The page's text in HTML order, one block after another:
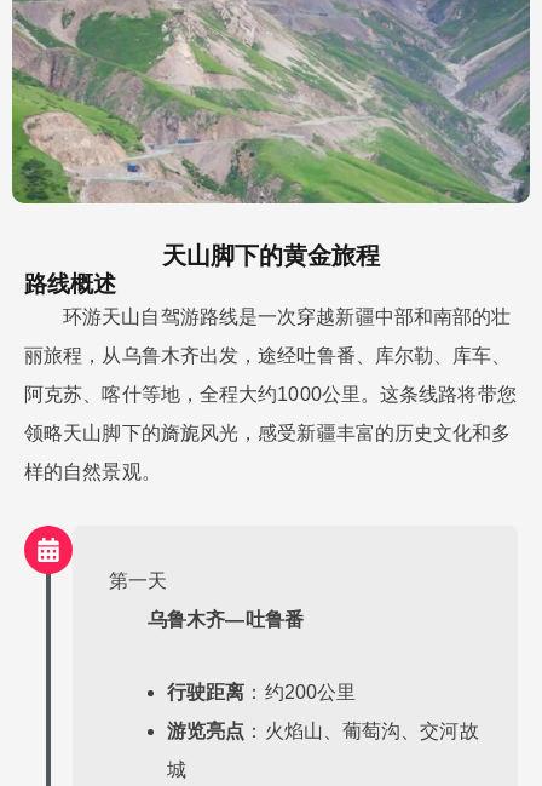
天山脚下的黄金旅程
路线概述
环游天山自驾游路线是一次穿越新疆中部和南部的壮
丽旅程，从乌鲁木齐出发，途经吐鲁番、库尔勒、库车、
阿克苏、喀什等地，全程大约1000公里。这条线路将带您
领略天山脚下的旖旎风光，感受新疆丰富的历史文化和多
样的自然景观。
第一天
乌鲁木齐—吐鲁番
行驶距离 ：约200公里
游览亮点 ：火焰山、葡萄沟、交河故
城